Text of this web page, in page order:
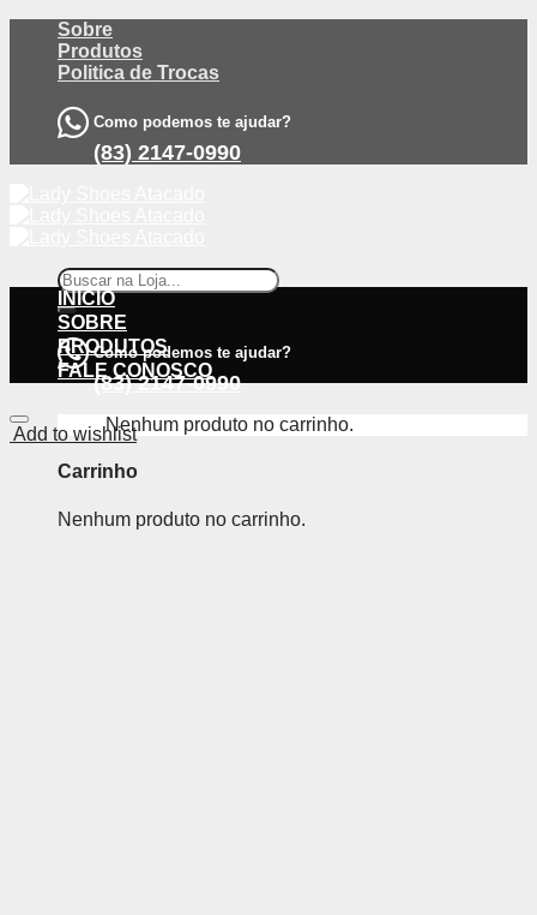
content
Sobre
Produtos
Politica de Trocas
Como podemos te ajudar?
(83) 2147-0990
Pesquisar
por:
Como podemos te ajudar?
(83) 2147-0990
Nenhum produto no carrinho.
Carrinho
Nenhum produto no carrinho.
INÍCIO
SOBRE
PRODUTOS
FALE CONOSCO
Add to wishlist